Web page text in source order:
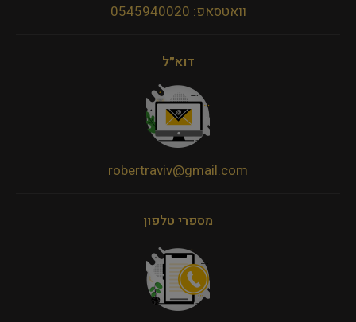
וואטסאפ: 0545940020
דוא״ל
robertraviv@gmail.com
מספרי טלפון